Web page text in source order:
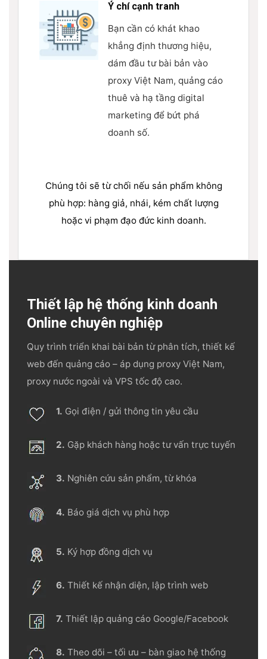
Ý chí cạnh tranh
Bạn cần có khát khao
khẳng định thương hiệu,
dám đầu tư bài bản vào
proxy Việt Nam, quảng cáo
thuê và hạ tầng digital
marketing để bứt phá
doanh số.
Chúng tôi sẽ từ chối nếu sản phẩm không
phù hợp: hàng giả, nhái, kém chất lượng
hoặc vi phạm đạo đức kinh doanh.
Thiết lập hệ thống kinh doanh
Online chuyên nghiệp
Quy trình triển khai bài bản từ phân tích, thiết kế
web đến quảng cáo – áp dụng proxy Việt Nam,
proxy nước ngoài và VPS tốc độ cao.
1. Gọi điện / gửi thông tin yêu cầu
2. Gặp khách hàng hoặc tư vấn trực tuyến
3. Nghiên cứu sản phẩm, từ khóa
4. Báo giá dịch vụ phù hợp
5. Ký hợp đồng dịch vụ
6. Thiết kế nhận diện, lập trình web
7. Thiết lập quảng cáo Google/Facebook
8. Theo dõi – tối ưu – bàn giao hệ thống